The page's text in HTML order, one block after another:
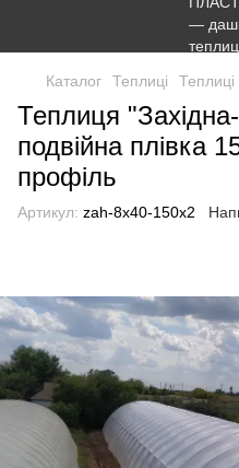
Каталог Теплиці Теплиці
Теплиця
подвійна плівка
профіль
Артикул: zah-8x40-150x2